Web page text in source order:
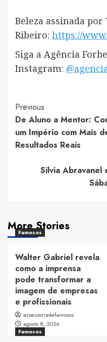
Beleza assinada por
Ribeiro: https://
Siga a Agência
Instagram:
Post
Navigation
Previous
De Aluno a Mentor:
um Império com Mais
Resultados Reais
Silvia Abravanel
More Stories
Famosos
Walter Gabriel revela
como a imprensa
pode transformar a
imagem de empresas
e profissionais
assessoriadefamosos
agosto 8, 2026
Famosos